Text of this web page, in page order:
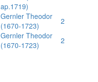
ap.1719)
Gernler Theodor
(1670-1723)
2
Gernler Theodor
(1670-1723)
2